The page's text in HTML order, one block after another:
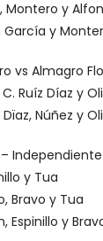
Montero y
García y
vs Almagro
Ruíz Díaz y
Dïaz, Núñez y
y Tua
Bravo y Tua
Espinillo y